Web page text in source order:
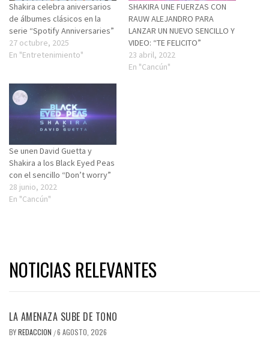
Shakira celebra aniversarios
de álbumes clásicos en la
serie “Spotify Anniversaries”
27 octubre, 2025
En "Entretenimiento"
SHAKIRA UNE FUERZAS CON
RAUW ALEJANDRO PARA
LANZAR UN NUEVO SENCILLO Y
VIDEO: “TE FELICITO”
23 abril, 2022
En "Cancún"
Se unen David Guetta y
Shakira a los Black Eyed Peas
con el sencillo “Don’t worry”
28 junio, 2022
En "Cancún"
NOTICIAS RELEVANTES
LA AMENAZA SUBE DE TONO
BYREDACCION /6 AGOSTO, 2026